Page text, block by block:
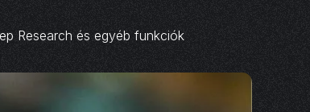
Research és egyéb funkciók